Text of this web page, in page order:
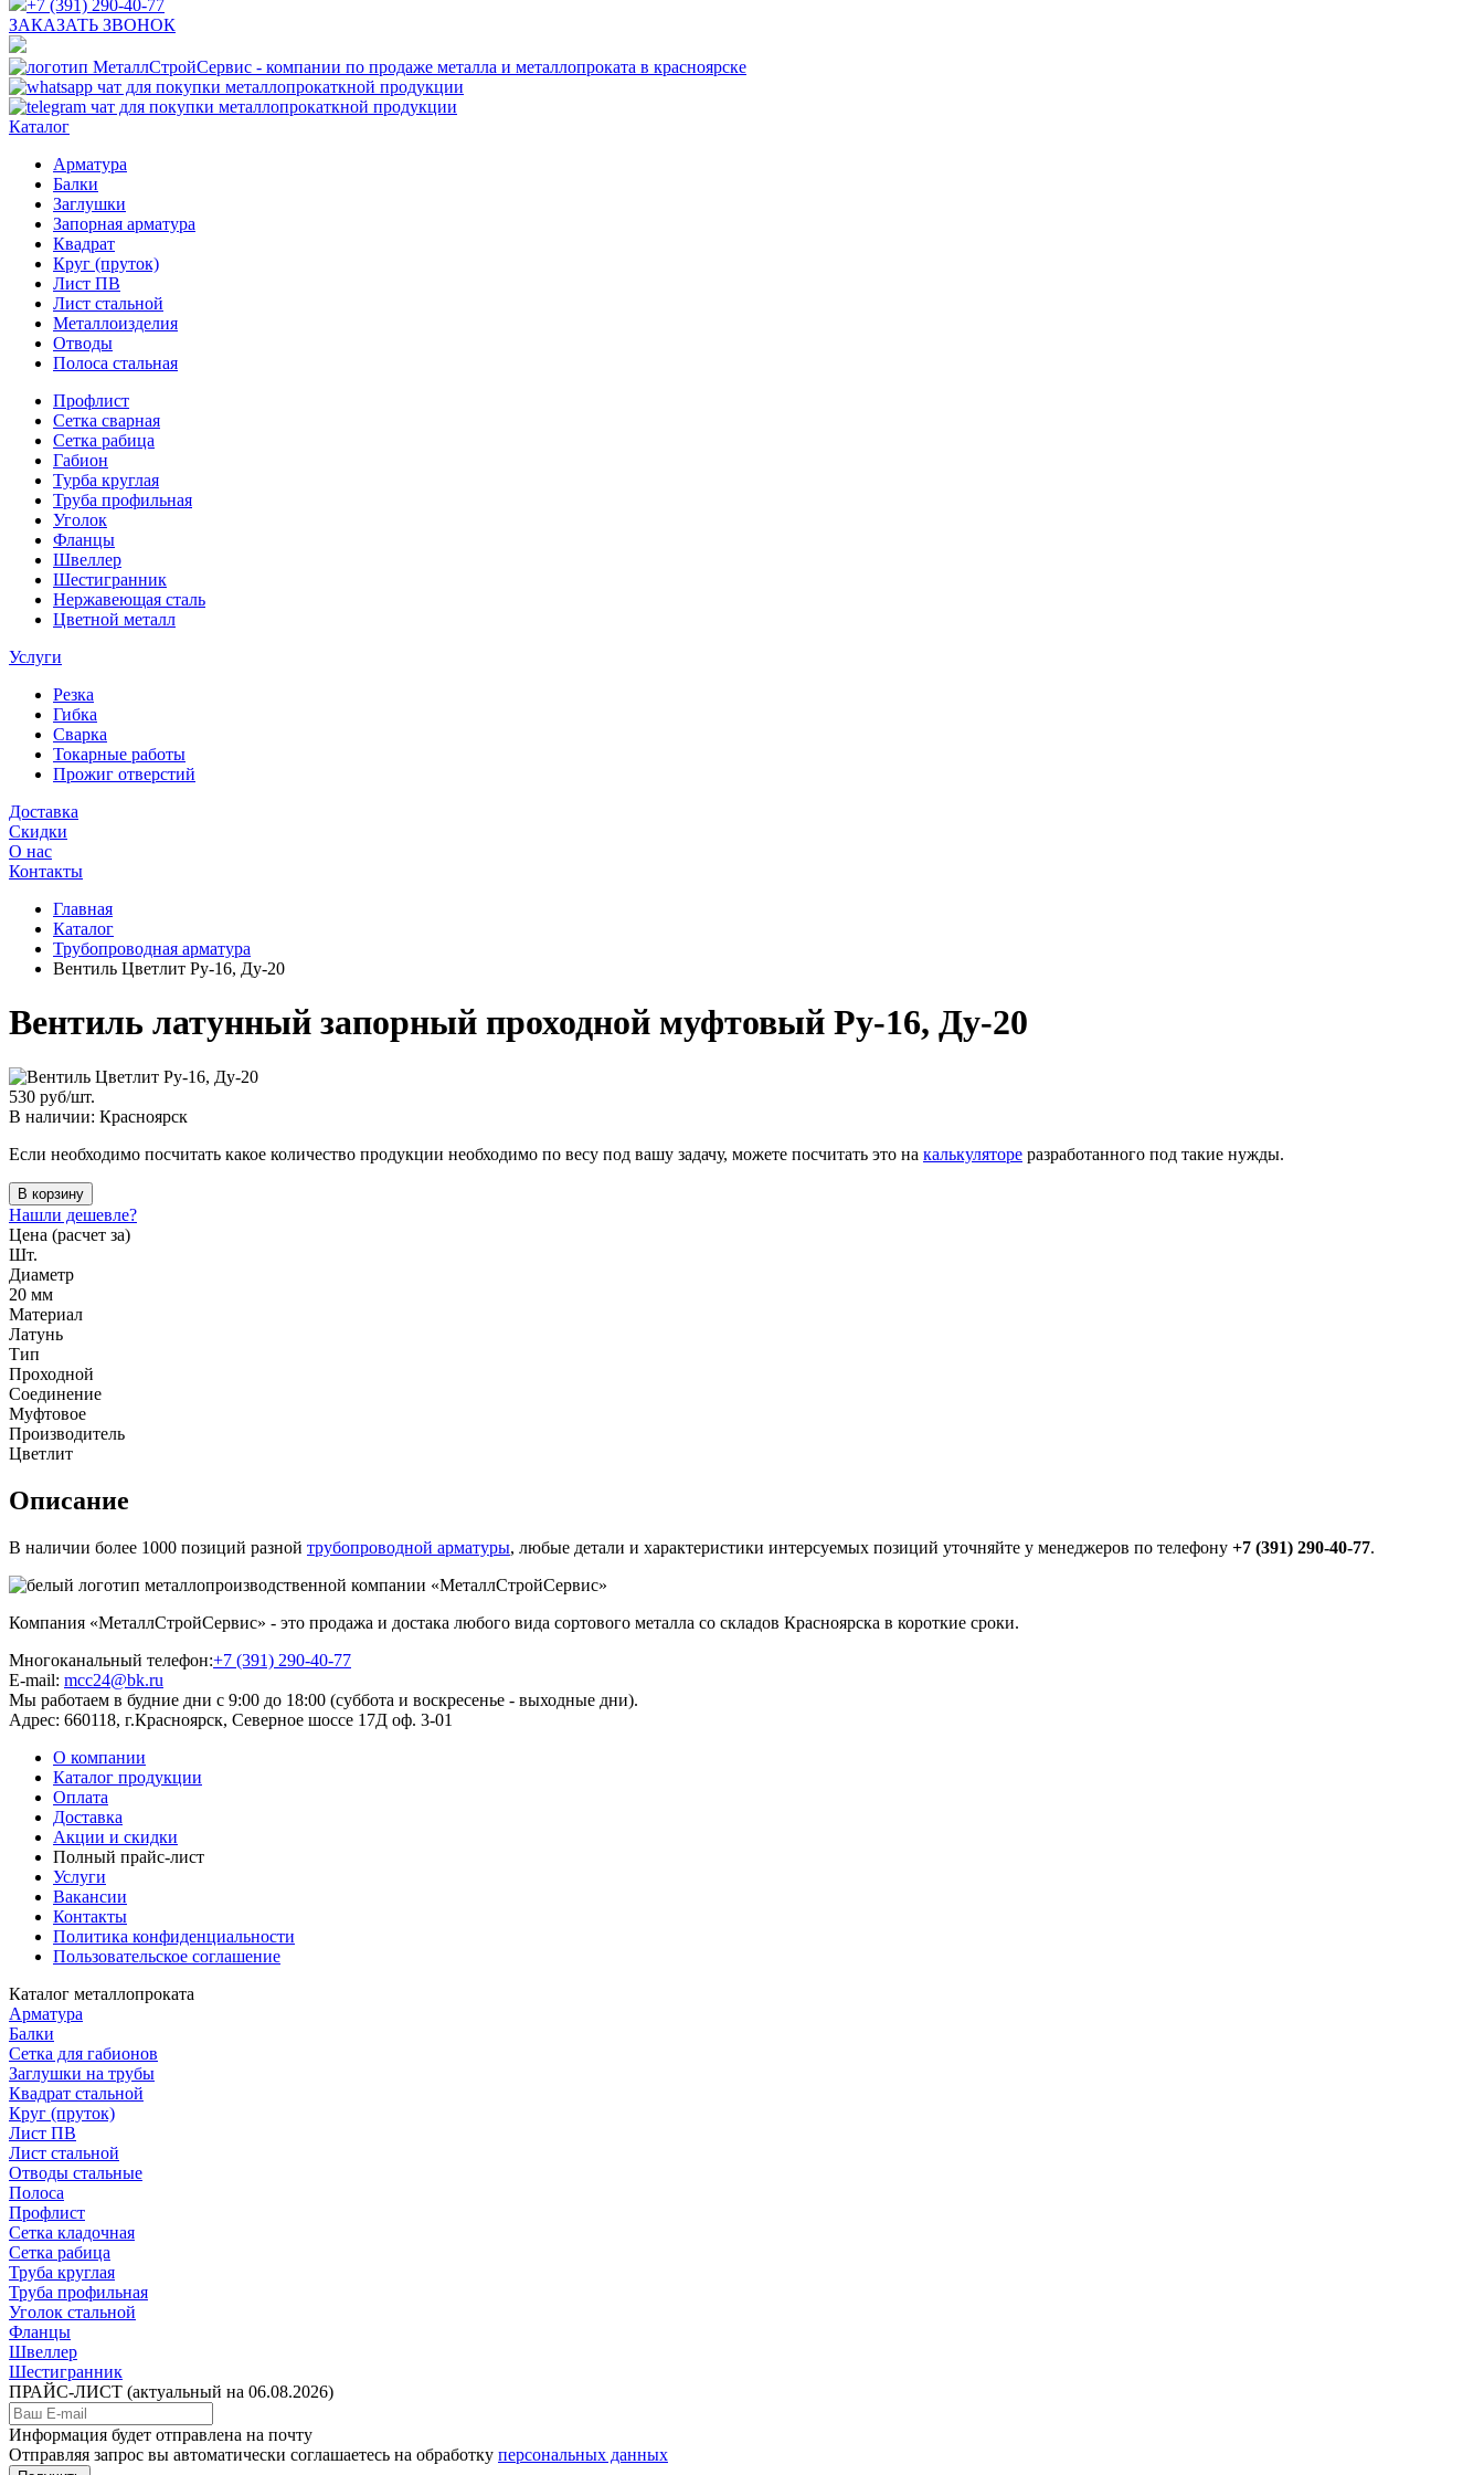
+7 (391) 290-40-77
ЗАКАЗАТЬ ЗВОНОК
Каталог
Арматура
Балки
Заглушки
Запорная арматура
Квадрат
Круг (пруток)
Лист ПВ
Лист стальной
Металлоизделия
Отводы
Полоса стальная
Профлист
Сетка сварная
Сетка рабица
Габион
Турба круглая
Труба профильная
Уголок
Фланцы
Швеллер
Шестигранник
Нержавеющая сталь
Цветной металл
Услуги
Резка
Гибка
Сварка
Токарные работы
Прожиг отверстий
Доставка
Скидки
О нас
Контакты
Главная
Каталог
Трубопроводная арматура
Вентиль Цветлит Ру-16, Ду-20
Вентиль латунный запорный проходной муфтовый Ру-16, Ду-20
530 руб/шт.
В наличии: Красноярск
Если необходимо посчитать какое количество продукции необходимо по весу под вашу задачу, можете посчитать это на калькуляторе разработанного под такие нужды.
В корзину
Нашли дешевле?
Цена (расчет за)
Шт.
Диаметр
20 мм
Материал
Латунь
Тип
Проходной
Соединение
Муфтовое
Производитель
Цветлит
Описание
В наличии более 1000 позиций разной трубопроводной арматуры, любые детали и характеристики интерсуемых позиций уточняйте у менеджеров по телефону +7 (391) 290-40-77.
Компания «МеталлСтройСервис» - это продажа и достака любого вида сортового металла со складов Красноярска в короткие сроки.
Многоканальный телефон:+7 (391) 290-40-77
E-mail: mcc24@bk.ru
Мы работаем в будние дни с 9:00 до 18:00 (суббота и воскресенье - выходные дни).
Адрес: 660118, г.Красноярск, Северное шоссе 17Д оф. 3-01
О компании
Каталог продукции
Оплата
Доставка
Акции и скидки
Полный прайс-лист
Услуги
Вакансии
Контакты
Политика конфиденциальности
Пользовательское соглашение
Каталог металлопроката
Арматура
Балки
Сетка для габионов
Заглушки на трубы
Квадрат стальной
Круг (пруток)
Лист ПВ
Лист стальной
Отводы стальные
Полоса
Профлист
Сетка кладочная
Сетка рабица
Труба круглая
Труба профильная
Уголок стальной
Фланцы
Швеллер
Шестигранник
ПРАЙС-ЛИСТ (актуальный на 06.08.2026)
Информация будет отправлена на почту
Отправляя запрос вы автоматически соглашаетесь на обработку персональных данных